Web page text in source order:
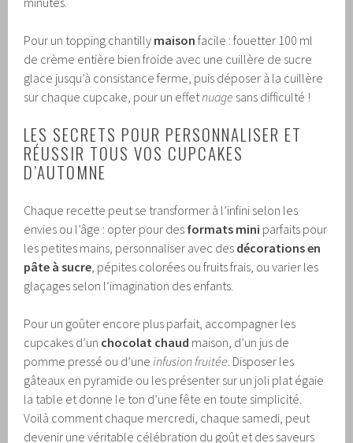
Pour un topping chantilly maison facile : fouetter 100 ml
de crème entière bien froide avec une cuillère de sucre
glace jusqu’à consistance ferme, puis déposer à la cuillère
sur chaque cupcake, pour un effetnuage sans difficulté !
LES SECRETS POUR PERSONNALISER ET
RÉUSSIR TOUS VOS CUPCAKES
D’AUTOMNE
Chaque recette peut se transformer à l’infini selon les
envies ou l’âge : opter pour des formats mini parfaits pour
les petites mains, personnaliser avec des décorations en
pâte à sucre, pépites colorées ou fruits frais, ou varier les
glaçages selon l’imagination des enfants.
Pour un goûter encore plus parfait, accompagner les
cupcakes d’un chocolat chaud maison, d’un jus de
pomme pressé ou d’uneinfusion fruitée. Disposer les
gâteaux en pyramide ou les présenter sur un joli plat égaie
la table et donne le ton d’une fête en toute simplicité.
Voilà comment chaque mercredi, chaque samedi, peut
devenir une véritable célébration du goût et des saveurs